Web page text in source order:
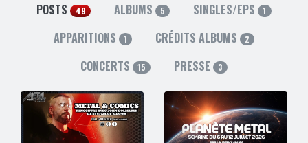
POSTS 49 ALBUMS 5 SINGLES/EPS 1
APPARITIONS 1 CRÉDITS ALBUMS 2
CONCERTS 15 PRESSE 3